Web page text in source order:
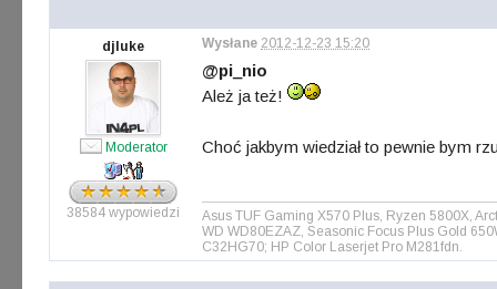
djluke
Moderator
38584 wypowiedzi
Wysłane 2012-12-23 15:20
@pi_nio
Ależ ja też!
Choć jakbym wiedział to pewnie bym
Asus TUF Gaming X570 Plus, Ryzen 5800X,
WD WD80EZAZ, Seasonic Focus Plus Gold
C32HG70; HP Color Laserjet Pro M281fdn.